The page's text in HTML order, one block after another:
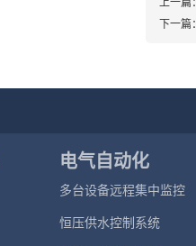
下一篇：
电气自动化
多台设备远程集中监控
恒压供水控制系统